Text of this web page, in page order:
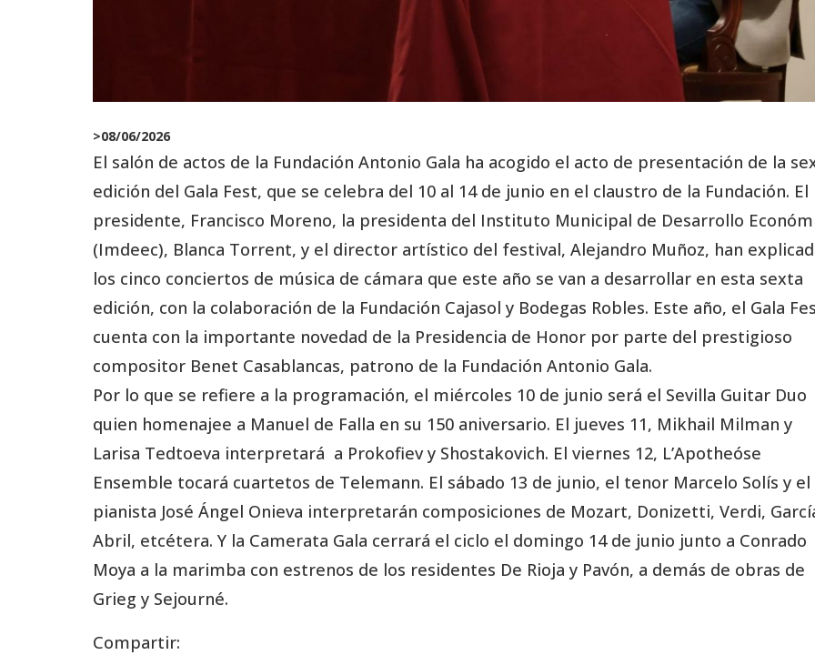
>08/06/2026
El salón de actos de la Fundación Antonio Gala ha acogido el acto de presentación de la
edición del Gala Fest, que se celebra del 10 al 14 de junio en el claustro de la Fundación. El
presidente, Francisco Moreno, la presidenta del Instituto Municipal de Desarrollo
(Imdeec), Blanca Torrent, y el director artístico del festival, Alejandro Muñoz, han
los cinco conciertos de música de cámara que este año se van a desarrollar en esta sexta
edición, con la colaboración de la Fundación Cajasol y Bodegas Robles. Este año, el Gala
cuenta con la importante novedad de la Presidencia de Honor por parte del prestigioso
compositor Benet Casablancas, patrono de la Fundación Antonio Gala.
Por lo que se refiere a la programación, el miércoles 10 de junio será el Sevilla Guitar Duo
quien homenajee a Manuel de Falla en su 150 aniversario. El jueves 11, Mikhail Milman y
Larisa Tedtoeva interpretará a Prokofiev y Shostakovich. El viernes 12, L’Apotheóse
Ensemble tocará cuartetos de Telemann. El sábado 13 de junio, el tenor Marcelo Solís y el
pianista José Ángel Onieva interpretarán composiciones de Mozart, Donizetti, Verdi,
Abril, etcétera. Y la Camerata Gala cerrará el ciclo el domingo 14 de junio junto a Conrado
Moya a la marimba con estrenos de los residentes De Rioja y Pavón, a demás de obras de
Grieg y Sejourné.
Compartir: